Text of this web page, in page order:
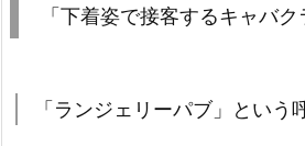
「下着姿で接客するキャバ
「ランジェリーパブ」という